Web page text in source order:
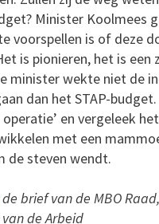
Minister Koolmees
voorspellen is of deze
is pionieren, het is
minister wekte niet de
dan het STAP-
operatie’ en vergeleek
met een
de steven wendt.
de brief van de MBO
de Arbeid